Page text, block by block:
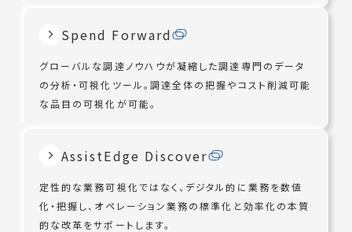
Spend Forward
グローバルな調達ノウハウが凝縮した調達専門のデータ
の分析・可視化ツール。調達全体の把握やコスト削減可能
な品目の可視化が可能。
AssistEdge Discover
定性的な業務可視化ではなく、デジタル的に業務を数値
化・把握し、オペレーション業務の標準化と効率化の本質
的な改革をサポートします。